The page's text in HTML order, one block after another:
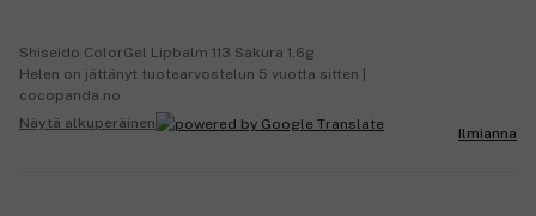
Shiseido ColorGel Lipbalm 113 Sakura 1,6g
Helen on jättänyt tuotearvostelun 5 vuotta sitten |
cocopanda.no
Näytä alkuperäinen
Ilmianna